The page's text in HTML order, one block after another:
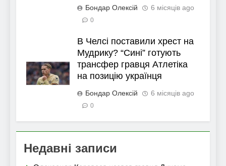
Бондар Олексій 6 місяців ago
0
В Челсі поставили хрест на
Мудрику? “Сині” готують
трансфер гравця Атлетіка
на позицію українця
Бондар Олексій 6 місяців ago
0
Недавні записи